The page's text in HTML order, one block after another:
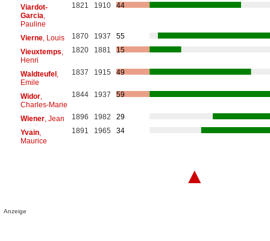
Viardot-
Garcia
Pauline
1821 1910 44
Vierne, Louis 1870 1937
55
Vieuxtemps
Henri
1820 1881 15
Waldteufel,
Emile
1837 1915 49
Widor,
Charles-Marie
1844 1937 59
Wiener, Jean 1896 1982
29
Yvain,
Maurice
1891 1965 34
▲
Anzeige